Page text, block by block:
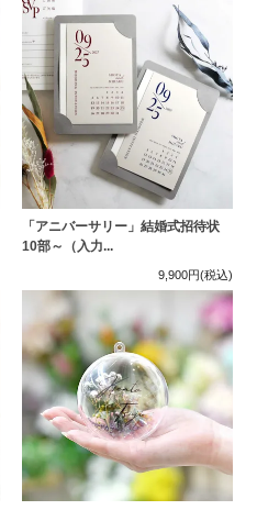
「アニバーサリー」結婚式招待状
10部～（入力...
9,900円(税込)